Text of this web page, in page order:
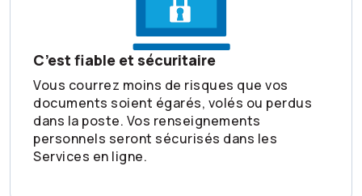
C’est fiable et sécuritaire
Vous courrez moins de risques que vos
documents soient égarés, volés ou perdus
dans la poste. Vos renseignements
personnels seront sécurisés dans les
Services en ligne.